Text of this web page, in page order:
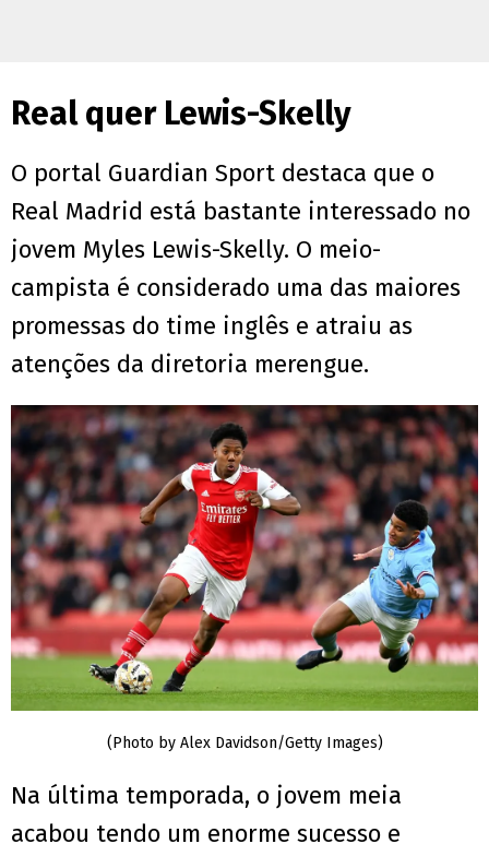
Real quer Lewis-Skelly
O portal Guardian Sport destaca que o
Real Madrid está bastante interessado no
jovem Myles Lewis-Skelly. O meio-
campista é considerado uma das maiores
promessas do time inglês e atraiu as
atenções da diretoria merengue.
(Photo by Alex Davidson/Getty Images)
Na última temporada, o jovem meia
acabou tendo um enorme sucesso e